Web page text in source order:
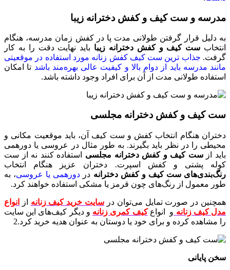
مدرسه و ست کیف و کفش دخترانه زیبا
به دلیل قرار گرفتن طولانی مدت پا در کفش زمان مدرسه، هنگام
انتخاب ست کیف و کفش دخترانه زیباباید نهایت دقت را به کار
گرفت. جذاب‌ ترین ست کیف کفش زنانه مورد استفاده در موقعیتی
مانند مدرسه باید از دوام بالا و کیفیت عالی بهره‌مند باشدتا امکان
استفاده طولانی مدت از آن برای افراد وجود داشته باشد.
ست کیف و کفش دخترانه مجلسی
دختران هنگام انتخاب کفش و ست کیف آن، باید موقعیت مکانی و
محیطی را در نظر باید بگیرند. به طور مثال در عروسی یا دورهمی
باید از ست کیف و کفش دخترانه مجلسیاستفاده کنند نه از ست
کوله پشتی و کفش اسپرت. دختران عزیز هنگام انتخاب
رنگ‌بندی‌های ست کیف و کفش دخترانهدر دورهمی یا عروسی، به
طور معمول از رنگ‌های چون قرمز یا مشکی استفاده خواهند کرد.
همچنین در صورت تمایل می‌توان در سایت خرید کیف زنانهاز
انواع
مدل کیف زنانه و انواع کیف کمری زنانهو دیگر کیف‌های این سایت
را مشاهده کرده و برای خود یا دوستان به عنوان هدیه خرید کرد.2
سخن پایانی